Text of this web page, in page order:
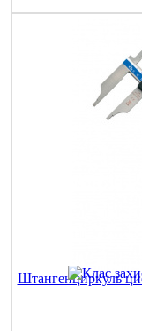
Штангенциркуль